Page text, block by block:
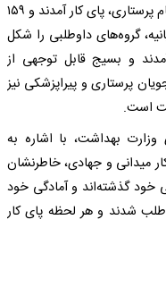
مردم نهاد از جمله خانه پرستاری و سازمان نظام پرستاری، پای کار آمدند و ۱۵۹
گروه‌های داوطلبی را شکل
و بسیج قابل توجهی از
پرستاری و پیراپزشکی نیز
است.
وزارت بهداشت، با اشاره به
میدانی و جهادی، خاطرنشان
خود گذشته‌اند و آمادگی خود
شدند و هر لحظه پای کار